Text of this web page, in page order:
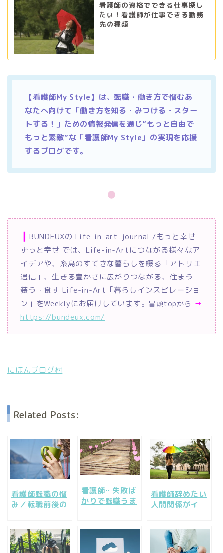
看護師の資格でできる仕事探し
たい！看護師が仕事できる勤務
先の種類
【看護師My Style】は、転職・働き方で悩むあ
なたへ向けて「働き方を知る・みつける・スター
トする！」ための情報発信を通じ”もっと自由で
もっと素敵”な「看護師My Style」の実現を応援
するブログです。
●
❙ BUNDEUXの Life-in-art-journal /もっと幸せ
ずっと幸せ では、Life-in-Artにつながる様々なア
イデアや、糸島のすてきな暮らしを綴る「アトリエ
通信」、生きる豊かさに広がりつながる、住まう・
装う・食す Life-in-Art「暮らしインスピレーショ
ン」をWeeklyにお届けしています。 冒頭topから →
https://bundeux.com/
にほんブログ村
Related Posts:
看護師転職の悩
み／転職前後の
ポイント
看護師…失敗ば
かりで転職うま
みたい
看護師辞めたい
人間関係がイ
ぶには